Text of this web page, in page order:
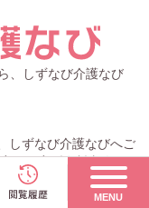
MENU
、しずなび介護なび
しずなび介護なびへご
・住宅型有料老人ホ
ーム・グループホーム
た、介護に役立つ情